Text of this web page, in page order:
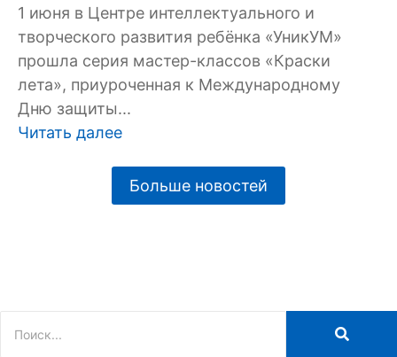
1 июня в Центре интеллектуального и
творческого развития ребёнка «УникУМ»
прошла серия мастер-классов «Краски
лета», приуроченная к Международному
Дню защиты...
Читать далее
Больше новостей